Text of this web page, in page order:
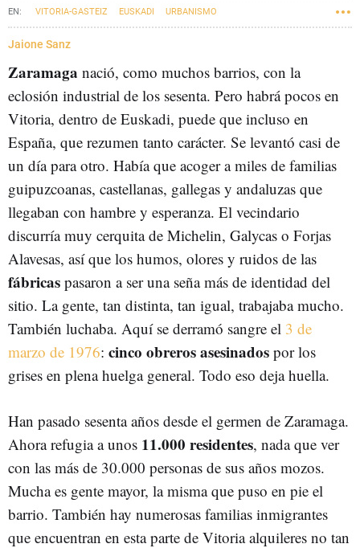
VITORIA-GASTEIZ EUSKADI URBANISMO
Jaione Sanz
Zaramaga nació, como muchos barrios, con la
eclosión industrial de los sesenta. Pero habrá pocos en
Vitoria, dentro de Euskadi, puede que incluso en
España, que rezumen tanto carácter. Se levantó casi de
un día para otro. Había que acoger a miles de familias
guipuzcoanas, castellanas, gallegas y andaluzas que
llegaban con hambre y esperanza. El vecindario
discurría muy cerquita de Michelin, Galycas o Forjas
Alavesas, así que los humos, olores y ruidos de las
fábricas pasaron a ser una seña más de identidad del
sitio. La gente, tan distinta, tan igual, trabajaba mucho.
También luchaba. Aquí se derramó sangre el 3 de
marzo de 1976: cinco obreros asesinados por los
grises en plena huelga general. Todo eso deja huella.
Han pasado sesenta años desde el germen de Zaramaga.
Ahora refugia a unos 11.000 residentes, nada que ver
con las más de 30.000 personas de sus años mozos.
Mucha es gente mayor, la misma que puso en pie el
barrio. También hay numerosas familias inmigrantes
que encuentran en esta parte de Vitoria alquileres no tan